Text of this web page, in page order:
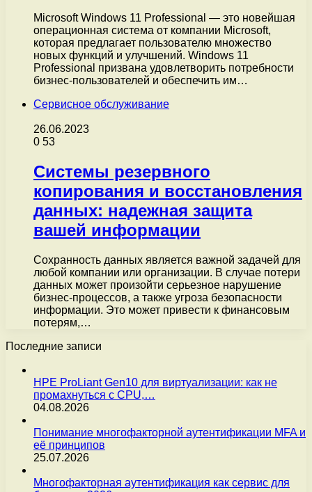
Microsoft Windows 11 Professional — это новейшая
операционная система от компании Microsoft,
которая предлагает пользователю множество
новых функций и улучшений. Windows 11
Professional призвана удовлетворить потребности
бизнес-пользователей и обеспечить им…
Сервисное обслуживание
26.06.2023
0 53
Системы резервного
копирования и восстановления
данных: надежная защита
вашей информации
Сохранность данных является важной задачей для
любой компании или организации. В случае потери
данных может произойти серьезное нарушение
бизнес-процессов, а также угроза безопасности
информации. Это может привести к финансовым
потерям,…
Последние записи
HPE ProLiant Gen10 для виртуализации: как не
промахнуться с CPU,…
04.08.2026
Понимание многофакторной аутентификации MFA и
её принципов
25.07.2026
Многофакторная аутентификация как сервис для